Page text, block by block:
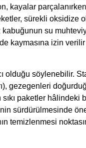
kayalar
sürekli oksidize
su
kaymasına izin
olduğu söylenebilir.
gezegenleri
paketler hâlindeki
sürdürülmesinde
temizlenmesi